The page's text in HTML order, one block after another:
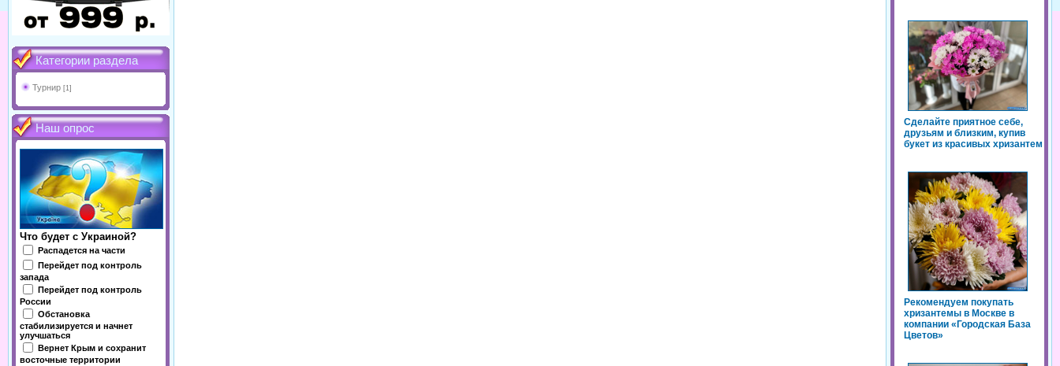
Категории раздела
Турнир [1]
Наш опрос
Что будет с Украиной?
Распадется на части
Перейдет под контроль
запада
Перейдет под контроль
России
Обстановка
стабилизируется и начнет
улучшаться
Вернет Крым и сохранит
восточные территории
Сделайте приятное себе,
друзьям и близким, купив
букет из красивых хризантем
Рекомендуем покупать
хризантемы в Москве в
компании «Городская База
Цветов»